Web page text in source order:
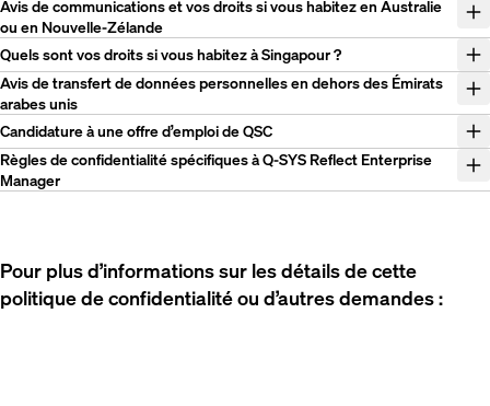
Avis de communications et vos droits si vous habitez en Australie
ou en Nouvelle-Zélande
Quels sont vos droits si vous habitez à Singapour ?
Avis de transfert de données personnelles en dehors des Émirats
arabes unis
Candidature à une offre d’emploi de QSC
Règles de confidentialité spécifiques à Q-SYS Reflect Enterprise
Manager
Pour plus d’informations sur les détails de cette
politique de confidentialité ou d’autres demandes :